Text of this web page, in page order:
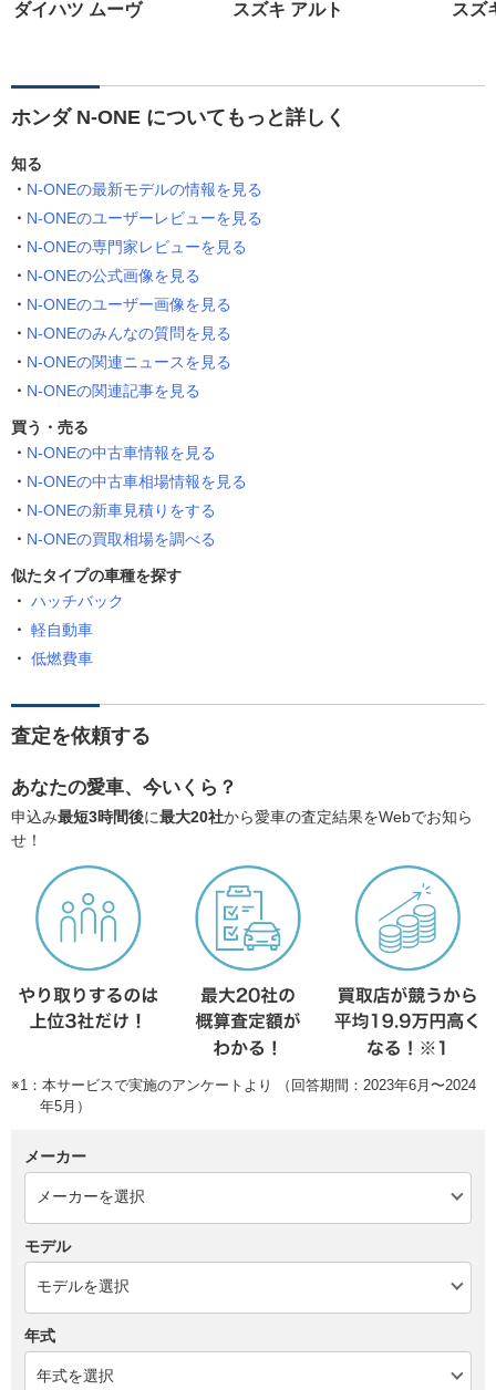
ダイハツ ムーヴ スズキ アルト スズ
ホンダ N-ONE についてもっと詳しく
知る
N-ONEの最新モデルの情報を見る
N-ONEのユーザーレビューを見る
N-ONEの専門家レビューを見る
N-ONEの公式画像を見る
N-ONEのユーザー画像を見る
N-ONEのみんなの質問を見る
N-ONEの関連ニュースを見る
N-ONEの関連記事を見る
買う・売る
N-ONEの中古車情報を見る
N-ONEの中古車相場情報を見る
N-ONEの新車見積りをする
N-ONEの買取相場を調べる
似たタイプの車種を探す
ハッチバック
軽自動車
低燃費車
査定を依頼する
あなたの愛車、今いくら？
申込み最短3時間後に最大20社から愛車の査定結果をWebでお知ら
せ！
※1：本サービスで実施のアンケートより （回答期間：2023年6月〜2024
年5月）
メーカー
モデル
年式